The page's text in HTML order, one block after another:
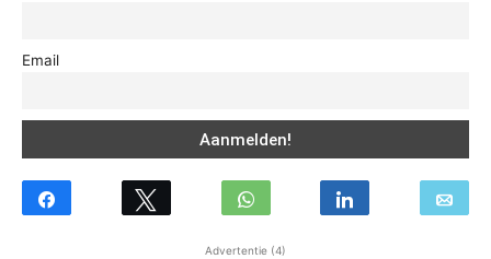
Email
Advertentie (4)